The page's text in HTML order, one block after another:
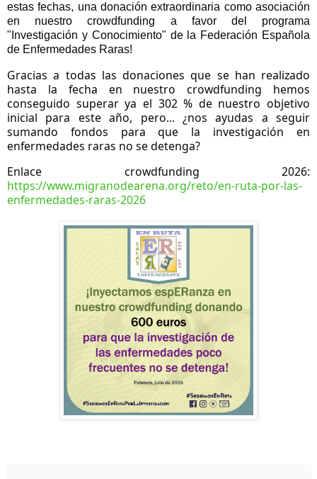
estas fechas, una donación extraordinaria como asociación
en nuestro crowdfunding a favor del programa
"Investigación y Conocimiento" de la Federación Española
de Enfermedades Raras!
Gracias a todas las donaciones que se han realizado
hasta la fecha en nuestro crowdfunding hemos
conseguido superar ya el 302 % de nuestro objetivo
inicial para este año, pero... ¿nos ayudas a seguir
sumando fondos para que la investigación en
enfermedades raras no se detenga?
https://www.migranodearena.org/reto/en-ruta-por-las-
enfermedades-raras-2026